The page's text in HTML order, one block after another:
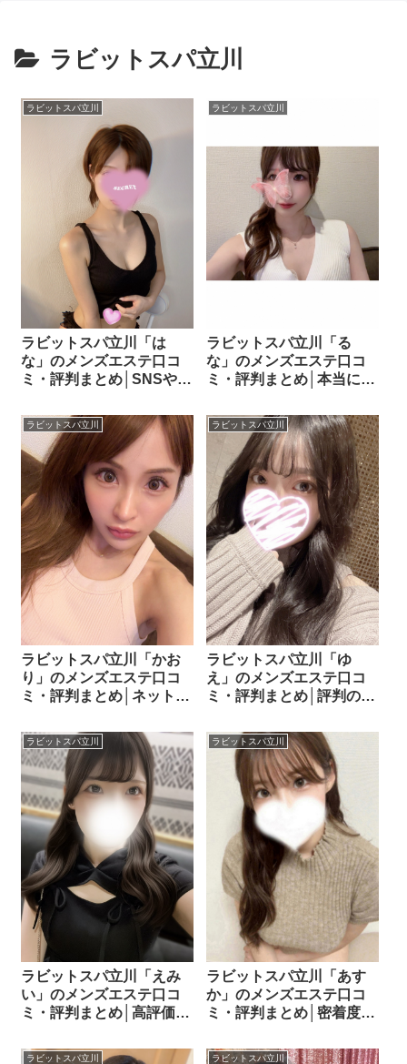
ラビットスパ立川
ラビットスパ立川
ラビットスパ立川「は
な」のメンズエステ口コ
ミ・評判まとめ│SNSや掲
由とは？
ラビットスパ立川
ラビットスパ立川「る
な」のメンズエステ口コ
ミ・評判まとめ│本当に人
べてみた！
ラビットスパ立川
ラビットスパ立川「かお
り」のメンズエステ口コ
ミ・評判まとめ│ネットの
ラビットスパ立川
ラビットスパ立川「ゆ
え」のメンズエステ口コ
ミ・評判まとめ│評判の容
査！
ラビットスパ立川
ラビットスパ立川「えみ
い」のメンズエステ口コ
ミ・評判まとめ│高評価の
く！
ラビットスパ立川
ラビットスパ立川「あす
か」のメンズエステ口コ
ミ・評判まとめ│密着度・
から分析！
ラビットスパ立川 ラビットスパ立川